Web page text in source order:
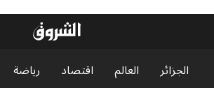
الجزائر العالم اقتصاد رياضة